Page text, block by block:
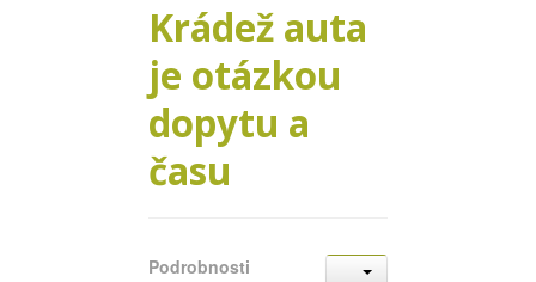
Krádež auta
je otázkou
dopytu a
času
Podrobnosti